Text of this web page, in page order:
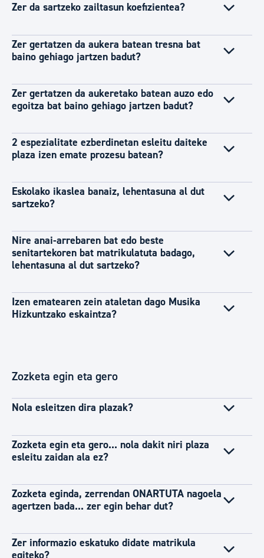
Zer da sartzeko zailtasun koefizientea?
Zer gertatzen da aukera batean tresna bat
baino gehiago jartzen badut?
Zer gertatzen da aukeretako batean auzo edo
egoitza bat baino gehiago jartzen badut?
2 espezialitate ezberdinetan esleitu daiteke
plaza izen emate prozesu batean?
Eskolako ikaslea banaiz, lehentasuna al dut
sartzeko?
Nire anai-arrebaren bat edo beste
senitartekoren bat matrikulatuta badago,
lehentasuna al dut sartzeko?
Izen ematearen zein ataletan dago Musika
Hizkuntzako eskaintza?
Zozketa egin eta gero
Nola esleitzen dira plazak?
Zozketa egin eta gero... nola dakit niri plaza
esleitu zaidan ala ez?
Zozketa eginda, zerrendan ONARTUTA nagoela
agertzen bada... zer egin behar dut?
Zer informazio eskatuko didate matrikula
egiteko?